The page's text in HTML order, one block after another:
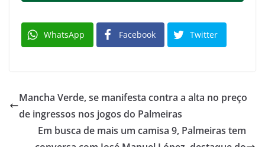
WhatsApp Facebook Twitter
Mancha Verde, se manifesta contra a alta no preço
de ingressos nos jogos do Palmeiras
Em busca de mais um camisa 9, Palmeiras tem